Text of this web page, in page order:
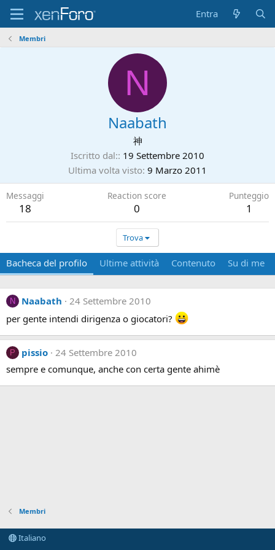
Entra
Membri
N
Naabath
神
Iscritto dal: 19 Settembre 2010
Ultima volta visto 9 Marzo 2011
Messaggi
18
Reaction score
0
Punteggio
1
Trova
Bacheca del profilo Ultime attività Contenuto Su di me
N Naabath
24 Settembre 2010
per gente intendi dirigenza o giocatori?
P pissio 24 Settembre 2010
sempre e comunque, anche con certa gente ahimè
Membri
Italiano